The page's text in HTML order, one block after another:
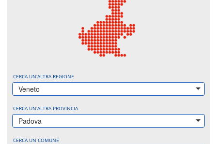
CERCA UN'ALTRA REGIONE
Veneto
CERCA UN'ALTRA PROVINCIA
Padova
CERCA UN COMUNE